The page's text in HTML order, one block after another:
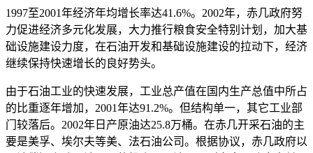
1997至2001年经济年均增长率达41.6%。2002年，赤几政府努
力促进经济多元化发展，大力推行粮食安全特别计划，加大基
础设施建设力度，在石油开发和基础设施建设的拉动下，经济
继续保持快速增长的良好势头。
由于石油工业的快速发展，工业总产值在国内生产总值中所占
的比重逐年增加，2001年达91.2%。但结构单一，其它工业部
门较落后。2002年日产原油达25.8万桶。在赤几开采石油的主
要是美孚、埃尔夫等美、法石油公司。根据协议，赤几政府以